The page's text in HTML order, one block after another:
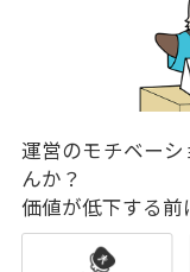
運営のモチベー
んか？
価値が低下する前